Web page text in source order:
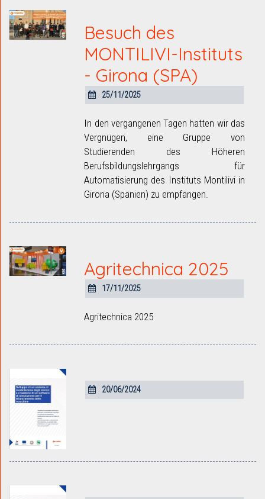
Besuch des
MONTILIVI-Instituts
- Girona (SPA)
25/11/2025
In den vergangenen Tagen hatten wir das
Vergnügen, eine Gruppe von
Studierenden des Höheren
Berufsbildungslehrgangs für
Automatisierung des Instituts Montilivi in
Girona (Spanien) zu empfangen.
Agritechnica 2025
17/11/2025
Agritechnica 2025
20/06/2024